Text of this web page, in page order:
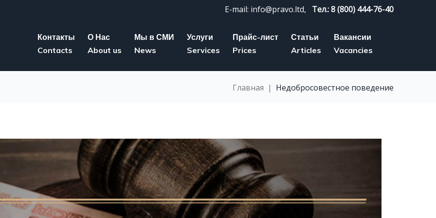
E-mail: info@pravo.ltd, Тел.: 8 (800) 444-76-40
Контакты
Contacts
О Нас
About us
Мы в СМИ
News
Услуги
Services
Прайс-лист
Prices
Статьи
Articles
Вакансии
Vacancies
Главная | Недобросовестное поведение